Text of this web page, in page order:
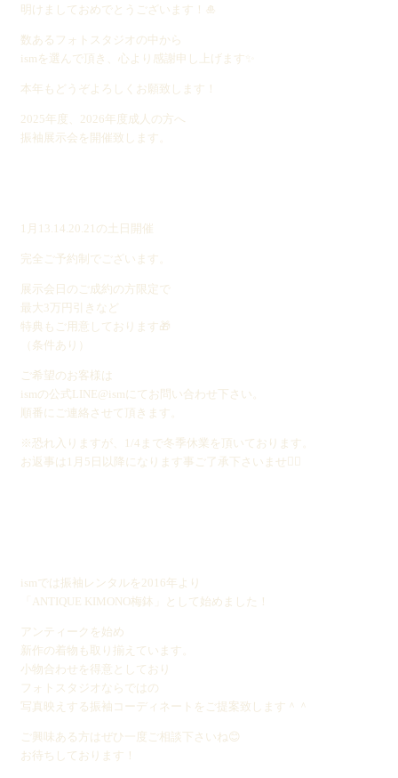
明けましておめでとうございます！🎍
数あるフォトスタジオの中から
ismを選んで頂き、心より感謝申し上げます✨
本年もどうぞよろしくお願致します！
2025年度、2026年度成人の方へ
振袖展示会を開催致します。
1月13.14.20.21の土日開催
完全ご予約制でございます。
展示会日のご成約の方限定で
最大3万円引きなど
特典もご用意しております🎁
（条件あり）
ご希望のお客様は
ismの公式LINE@ismにてお問い合わせ下さい。
順番にご連絡させて頂きます。
※恐れ入りますが、1/4まで冬季休業を頂いております。
お返事は1月5日以降になります事ご了承下さいませ🙇‍♀️
ismでは振袖レンタルを2016年より
「ANTIQUE KIMONO梅鉢」として始めました！
アンティークを始め
新作の着物も取り揃えています。
小物合わせを得意としており
フォトスタジオならではの
写真映えする振袖コーディネートをご提案致します＾＾
ご興味ある方はぜひ一度ご相談下さいね😊
お待ちしております！